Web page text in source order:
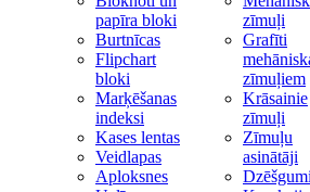
papīra bloki
Burtnīcas
Flipchart
bloki
Marķēšanas
indeksi
Kases lentas
Veidlapas
Aploksnes
zīmuļi
Grafīti
zīmuļiem
Krāsainie
zīmuļi
Zīmuļu
asinātāji